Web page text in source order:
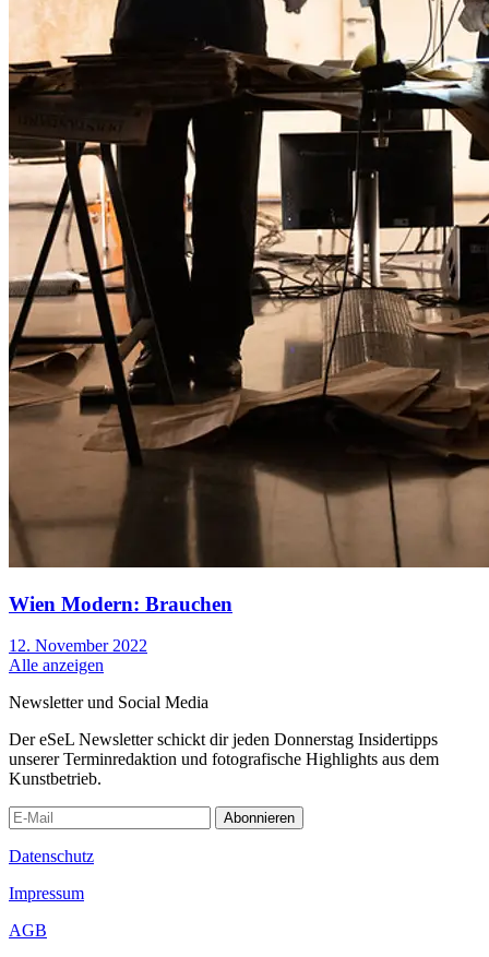
Wien Modern: Brauchen
12. November 2022
Alle anzeigen
Newsletter und Social Media
Der eSeL Newsletter schickt dir jeden Donnerstag Insidertipps
unserer Terminredaktion und fotografische Highlights aus dem
Kunstbetrieb.
Abonnieren
Datenschutz
Impressum
AGB